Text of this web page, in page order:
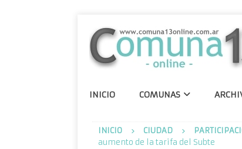
INICIO COMUNAS
INICIO CIUDAD
aumento de la tarifa del Subte